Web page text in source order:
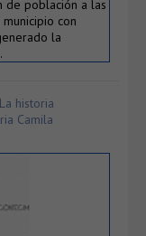
de población a las
con
la
La historia
Camila